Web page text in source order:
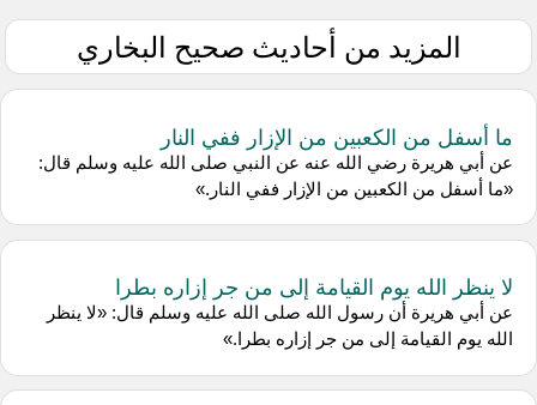
المزيد من أحاديث صحيح البخاري
ما أسفل من الكعبين من الإزار ففي النار
عن ‌أبي هريرة رضي الله عنه عن النبي صلى الله عليه وسلم قال:
«ما أسفل من الكعبين من الإزار ففي النار.»
لا ينظر الله يوم القيامة إلى من جر إزاره بطرا
عن ‌أبي هريرة أن رسول الله صلى الله عليه وسلم قال: «لا ينظر
الله يوم القيامة إلى من جر إزاره بطرا.»